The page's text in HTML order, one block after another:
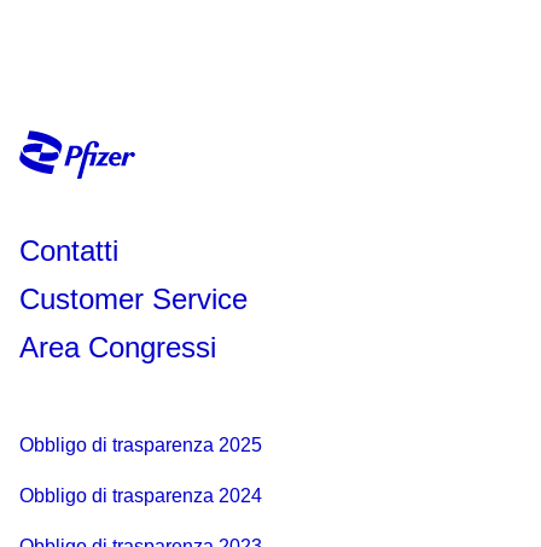
Contatti
Customer Service
Area Congressi
Obbligo di trasparenza 2025
Obbligo di trasparenza 2024